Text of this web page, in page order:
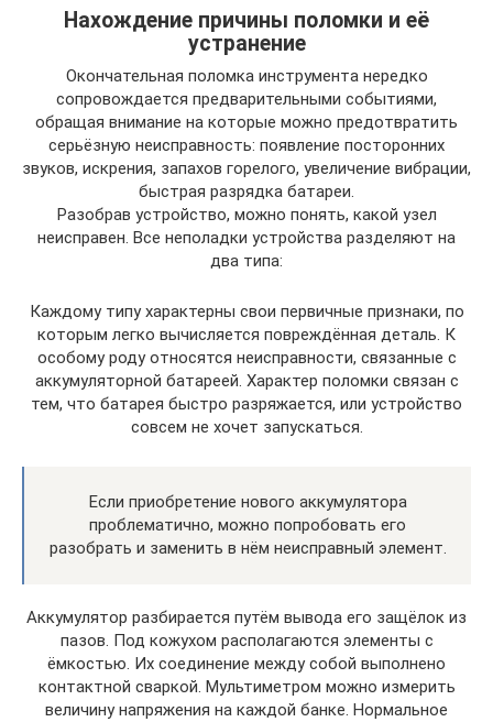
Нахождение причины поломки и её
устранение
Окончательная поломка инструмента нередко
сопровождается предварительными событиями,
обращая внимание на которые можно предотвратить
серьёзную неисправность: появление посторонних
звуков, искрения, запахов горелого, увеличение вибрации,
быстрая разрядка батареи.
Разобрав устройство, можно понять, какой узел
неисправен. Все неполадки устройства разделяют на
два типа:
Каждому типу характерны свои первичные признаки, по
которым легко вычисляется повреждённая деталь. К
особому роду относятся неисправности, связанные с
аккумуляторной батареей. Характер поломки связан с
тем, что батарея быстро разряжается, или устройство
совсем не хочет запускаться.
Если приобретение нового аккумулятора
проблематично, можно попробовать его
разобрать и заменить в нём неисправный элемент.
Аккумулятор разбирается путём вывода его защёлок из
пазов. Под кожухом располагаются элементы с
ёмкостью. Их соединение между собой выполнено
контактной сваркой. Мультиметром можно измерить
величину напряжения на каждой банке. Нормальное